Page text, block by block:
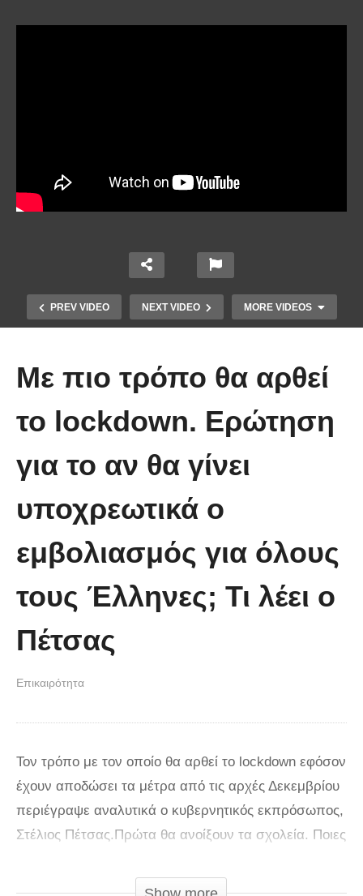
PREV VIDEO NEXT VIDEO MORE VIDEOS
πρώτη στιγμή και συγκίνησε το
νοηματική με ένα μικρό κορίτσι
Με πιο τρόπο θα αρθεί
το lockdown. Ερώτηση
για το αν θα γίνει
υποχρεωτικά ο
εμβολιασμός για όλους
τους Έλληνες; Τι λέει ο
Πέτσας
Επικαιρότητα
Τον τρόπο με τον οποίο θα αρθεί το lockdown εφόσον
έχουν αποδώσει τα μέτρα από τις αρχές Δεκεμβρίου
περιέγραψε αναλυτικά ο κυβερνητικός εκπρόσωπος,
Στέλιος Πέτσας.Πρώτα θα ανοίξουν τα σχολεία. Ποιες
ενδεχόμενο να γίνει υποχρεωτικός ο εμβολιασμός Σε